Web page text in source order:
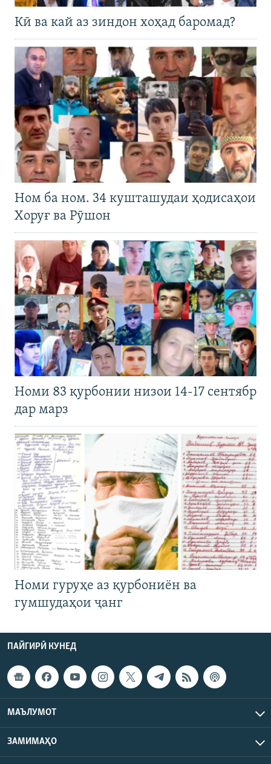
Кӣ ва кай аз зиндон хоҳад баромад?
Ном ба ном. 34 кушташудаи ҳодисаҳои
Хоруғ ва Рӯшон
Номи 83 қурбонии низои 14-17 сентябр
дар марз
Номи гуруҳе аз қурбониён ва
гумшудаҳои ҷанг
ПАЙГИРӢ КУНЕД
МАЪЛУМОТ
ЗАМИМАҲО